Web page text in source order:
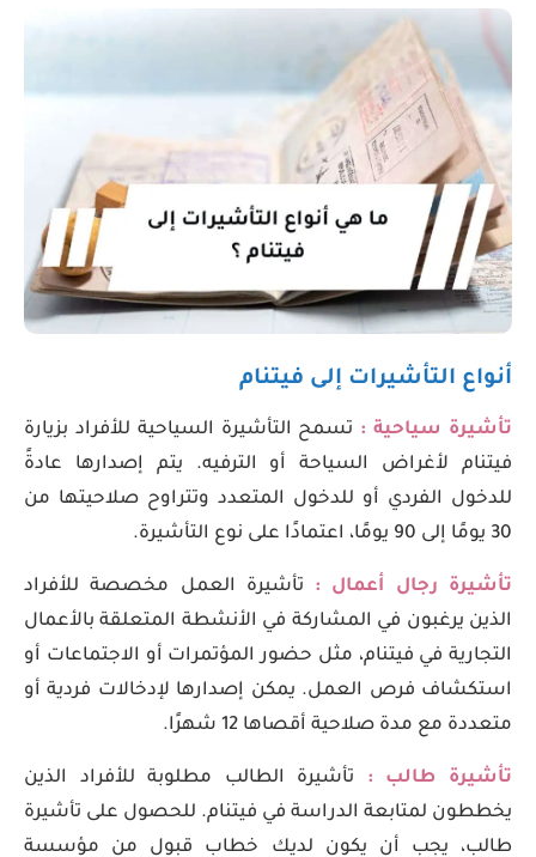
أنواع التأشيرات إلى فيتنام
تأشيرة سياحية : تسمح التأشيرة السياحية للأفراد بزيارة
فيتنام لأغراض السياحة أو الترفيه. يتم إصدارها عادةً
للدخول الفردي أو للدخول المتعدد وتتراوح صلاحيتها من
30 يومًا إلى 90 يومًا، اعتمادًا على نوع التأشيرة.
تأشيرة رجال أعمال :
تأشيرة العمل مخصصة للأفراد
الذين يرغبون في المشاركة في الأنشطة المتعلقة بالأعمال
التجارية في فيتنام، مثل حضور المؤتمرات أو الاجتماعات أو
استكشاف فرص العمل. يمكن إصدارها لإدخالات فردية أو
متعددة مع مدة صلاحية أقصاها 12 شهرًا.
تأشيرة طالب : تأشيرة الطالب مطلوبة للأفراد الذين
يخططون لمتابعة الدراسة في فيتنام. للحصول على تأشيرة
طالب، يجب أن يكون لديك خطاب قبول من مؤسسة